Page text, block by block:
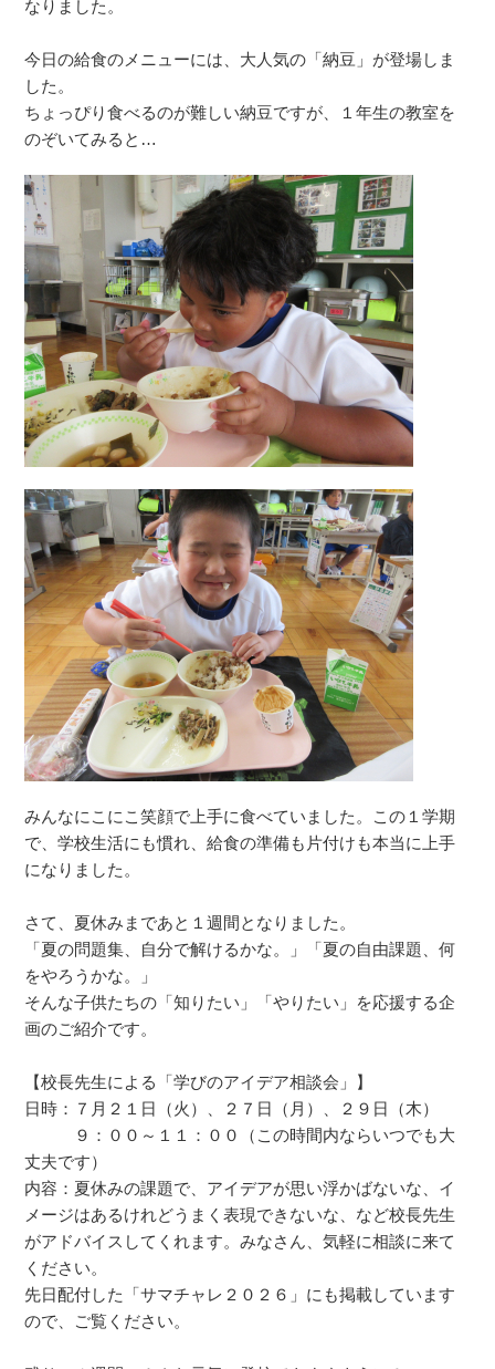
なりました。
今日の給食のメニューには、大人気の「納豆」が登場しま
した。
ちょっぴり食べるのが難しい納豆ですが、１年生の教室を
のぞいてみると…
みんなにこにこ笑顔で上手に食べていました。この１学期
で、学校生活にも慣れ、給食の準備も片付けも本当に上手
になりました。
さて、夏休みまであと１週間となりました。
「夏の問題集、自分で解けるかな。」「夏の自由課題、何
をやろうかな。」
そんな子供たちの「知りたい」「やりたい」を応援する企
画のご紹介です。
【校長先生による「学びのアイデア相談会」】
日時：７月２１日（火）、２７日（月）、２９日（木）
９：００～１１：００（この時間内ならいつでも大
丈夫です）
内容：夏休みの課題で、アイデアが思い浮かばないな、イ
メージはあるけれどうまく表現できないな、など校長先生
がアドバイスしてくれます。みなさん、気軽に相談に来て
ください。
先日配付した「サマチャレ２０２６」にも掲載しています
ので、ご覧ください。